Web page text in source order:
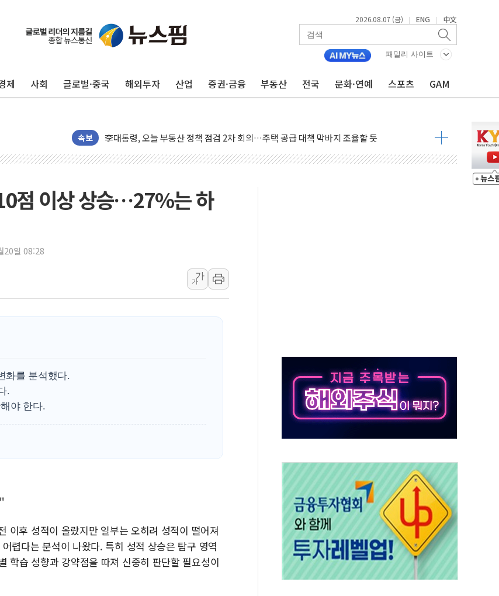
2026.08.07 (금) | ENG | 中文
패밀리 사이트
제 사회 글로벌·중국 해외투자 산업 증권·금융 부동산 전국 문화·연예 스포츠 GAM
속보
이란, 오만과 호르무즈 해협 재개방 합의 막바지.."美와 직접 협상 없어"
[민주 당권주자 일정] 송영길·정청래·김민석 후보 - 8월 7일
[오늘의 정치일정] 8월 7일(금)
[오늘의 국회일정] 상임위·세미나·기자회견·주요 정당 - 8월 7일
유럽증시, 견조한 실적 소화하며 대부분 상승… "2분기 기업 순이익 21% 증가" 전망
리투아니아 국방 "러, 우크라 드론으로 나토 회원국 공격 검토… 거짓 깃발 작전"
뉴욕증시 프리뷰, 미 주가선물 AI주 차익실현 속 혼조세...웨스턴디지털·샌디스크↓
청와대, 북한 단거리 탄도미사일 발사에 긴급 안보 점검회의
[베트남 증시] 지수 하락 속 'DGC' 임시 주총 기대감에 홀로 상한가…마진 잔액은 사상 최고
'월가의 황제' 다이먼 "금융시장 레버리지 위험수위…숨은 차입이 더 큰 변수"
양주 섬유염색공장서 화재 1명 중상…대응 1단계 진압 중
김정관 산업부 장관 "주 52시간 손봐야, 경쟁상대 中과 비교해야"
점 이상 상승…27%는 하
20일 08:28
가
가
화를 분석했다.
.
야 한다.
이후 성적이 올랐지만 일부는 오히려 성적이 떨어져
렵다는 분석이 나왔다. 특히 성적 상승은 탐구 영역
학습 성향과 강약점을 따져 신중히 판단할 필요성이